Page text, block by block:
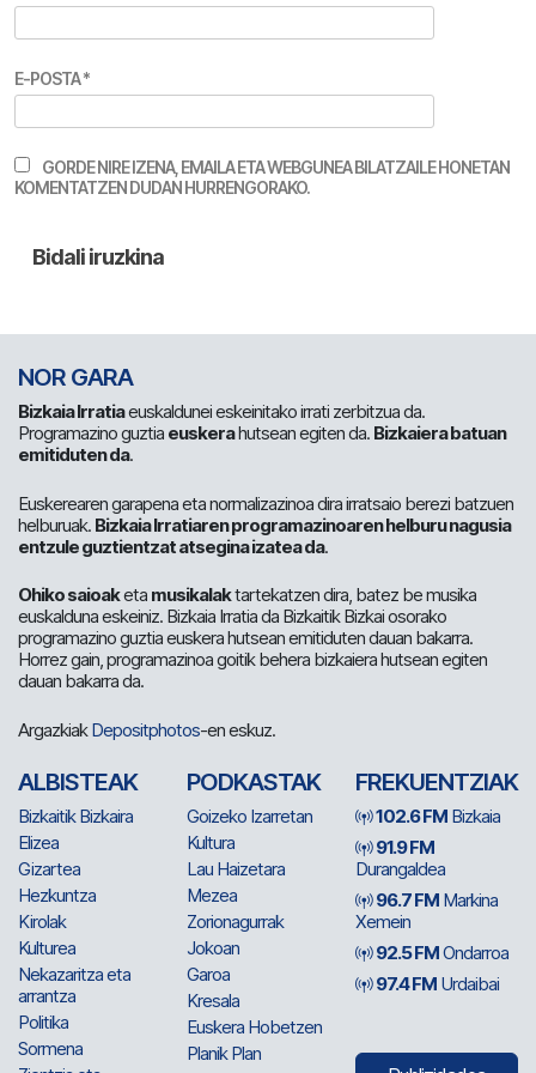
E-POSTA*
GORDE NIRE IZENA, EMAILA ETA WEBGUNEA BILATZAILE HONETAN
KOMENTATZEN DUDAN HURRENGORAKO.
NOR GARA
Bizkaia Irratiaeuskaldunei eskeinitako irrati zerbitzua da.
Programazino guztia euskerahutsean egiten da. Bizkaiera batuan
emitiduten da.
Euskerearen garapena eta normalizazinoa dira irratsaio berezi batzuen
helburuak. Bizkaia Irratiaren programazinoaren helburu nagusia
entzule guztientzat atsegina izatea da.
Ohiko saioaketa musikalaktartekatzen dira, batez be musika
euskalduna eskeiniz. Bizkaia Irratia da Bizkaitik Bizkai osorako
programazino guztia euskera hutsean emitiduten dauan bakarra.
Horrez gain, programazinoa goitik behera bizkaiera hutsean egiten
dauan bakarra da.
ArgazkiakDepositphotos-en eskuz.
ALBISTEAK
Bizkaitik Bizkaira
Elizea
Gizartea
Hezkuntza
Kirolak
Kulturea
Nekazaritza eta
arrantza
Politika
Sormena
PODKASTAK
Goizeko Izarretan
Kultura
Lau Haizetara
Mezea
Zorionagurrak
Jokoan
Garoa
Kresala
Euskera Hobetzen
Planik Plan
FREKUENTZIAK
102.6 FM Bizkaia
91.9 FM
Durangaldea
96.7 FM Markina
Xemein
92.5 FMOndarroa
97.4 FM Urdaibai